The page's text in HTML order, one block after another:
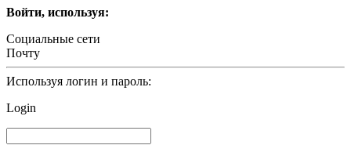
Войти, используя:
Социальные сети
Почту
Используя логин и пароль:
Login